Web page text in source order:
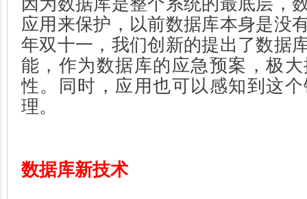
应用来保护，以前数据库本身是没
年双十一，我们创新的提出了数据
能，作为数据库的应急预案，极
性。同时，应用也可以感知到这
理。
数据库新技术